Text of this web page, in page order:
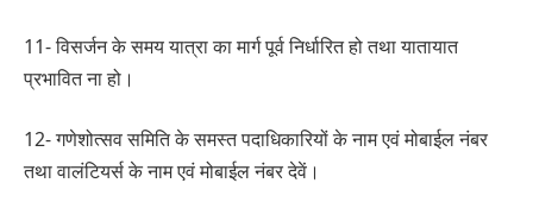
11- विसर्जन के समय यात्रा का मार्ग पूर्व निर्धारित हो तथा यातायात
प्रभावित ना हो।
12- गणेशोत्सव समिति के समस्त पदाधिकारियों के नाम एवं मोबाईल नंबर
तथा वालंटियर्स के नाम एवं मोबाईल नंबर देवें।